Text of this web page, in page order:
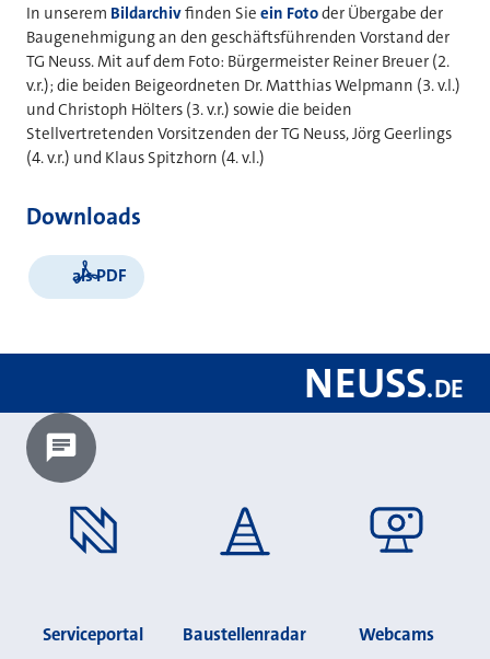
In unserem Bildarchivfinden Sie ein Fotoder Übergabe der
Baugenehmigung an den geschäftsführenden Vorstand der
TG Neuss. Mit auf dem Foto: Bürgermeister Reiner Breuer (2.
v.r.); die beiden Beigeordneten Dr. Matthias Welpmann (3. v.l.)
und Christoph Hölters (3. v.r.) sowie die beiden
Stellvertretenden Vorsitzenden der TG Neuss, Jörg Geerlings
(4. v.r.) und Klaus Spitzhorn (4. v.l.)
Downloads
als PDF
NEUSS.DE
Chatbot laden?
Serviceportal Baustellenradar Webcams